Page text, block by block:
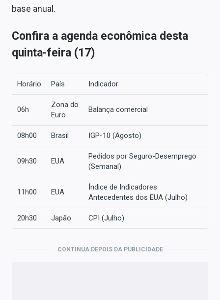
base anual.
Confira a agenda econômica desta
quinta-feira (17)
Horário País Indicador
06h
Zona do
Euro
Balança comercial
08h00 Brasil IGP-10 (Agosto)
09h30 EUA
Pedidos por Seguro-Desemprego
(Semanal)
11h00 EUA
Índice de Indicadores
Antecedentes dos EUA (Julho)
20h30 Japão CPI (Julho)
CONTINUA DEPOIS DA PUBLICIDADE